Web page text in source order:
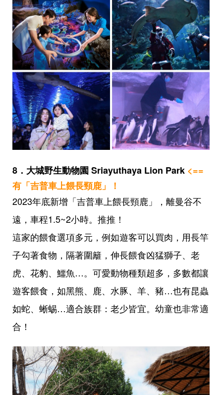
8．大城野生動物園 Sriayuthaya Lion Park <==
有「吉普車上餵長頸鹿」！
2023年底新增「吉普車上餵長頸鹿」，離曼谷不
遠，車程1.5~2小時。推推！
這家的餵食選項多元，例如遊客可以買肉，用長竿
子勾著食物，隔著圍籬，伸長餵食凶猛獅子、老
虎、花豹、鱷魚…。可愛動物種類超多，多數都讓
遊客餵食，如黑熊、鹿、水豚、羊、豬…也有昆蟲
如蛇、蜥蜴…適合族群：老少皆宜。幼童也非常適
合！